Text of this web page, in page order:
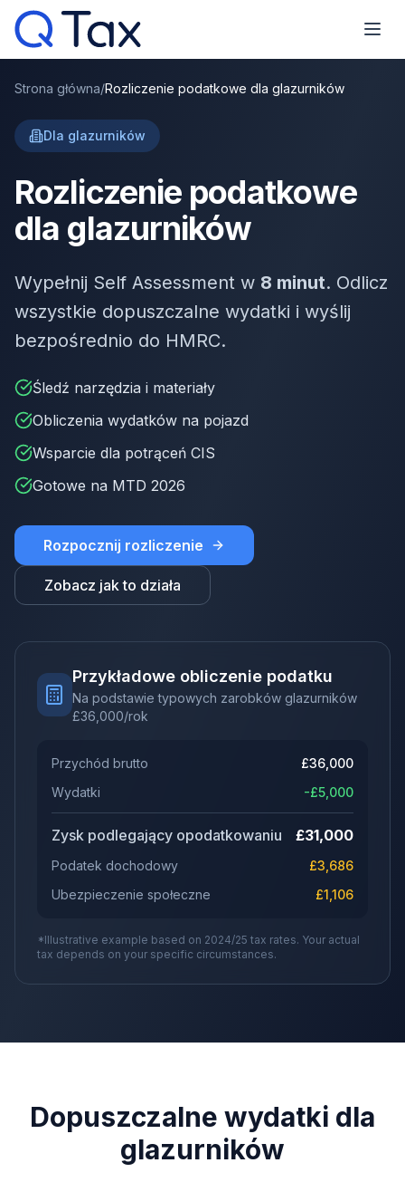
Strona główna/Rozliczenie podatkowe dla glazurników
Dla glazurników
Rozliczenie podatkowe
dla glazurników
Wypełnij Self Assessment w 8 minut. Odlicz
wszystkie dopuszczalne wydatki i wyślij
bezpośrednio do HMRC.
Śledź narzędzia i materiały
Obliczenia wydatków na pojazd
Wsparcie dla potrąceń CIS
Gotowe na MTD 2026
Rozpocznij rozliczenie
Zobacz jak to działa
Przykładowe obliczenie podatku
Na podstawie typowych zarobków glazurników
£36,000/rok
Przychód brutto £36,000
Wydatki
-£5,000
Zysk podlegający opodatkowaniu £31,000
Podatek dochodowy £3,686
Ubezpieczenie społeczne
£1,106
*Illustrative example based on 2024/25 tax rates. Your actual
tax depends on your specific circumstances.
Dopuszczalne wydatki dla
glazurników